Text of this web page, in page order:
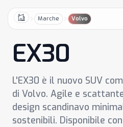
HomeMarche Volvo
EX30
L'EX30 è il nuovo SUV
di Volvo. Agile e
design scandinavo
sostenibili. Disponibile